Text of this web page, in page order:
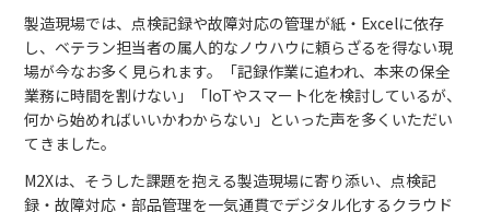
製造現場では、点検記録や故障対応の管理が紙・Excelに依存
し、ベテラン担当者の属人的なノウハウに頼らざるを得ない現
場が今なお多く見られます。「記録作業に追われ、本来の保全
業務に時間を割けない」「IoTやスマート化を検討しているが、
何から始めればいいかわからない」といった声を多くいただい
てきました。
M2Xは、そうした課題を抱える製造現場に寄り添い、点検記
録・故障対応・部品管理を一気通貫でデジタル化するクラウド